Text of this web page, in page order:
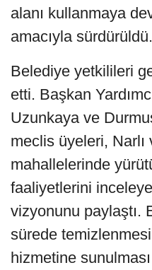
alanı kullanmaya
amacıyla sürdürüldü.
Belediye yetkilileri
etti. Başkan
Uzunkaya ve
meclis üyeleri, Narlı
mahallelerinde
faaliyetlerini
vizyonunu paylaştı.
sürede
hizmetine